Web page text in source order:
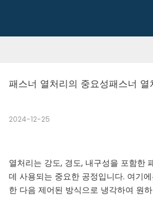
패스너 열처리의 중요성패스너 열
2024-12-25
열처리는 강도, 경도, 내구성을 포함한
데 사용되는 중요한 공정입니다. 여기
한 다음 제어된 방식으로 냉각하여 원